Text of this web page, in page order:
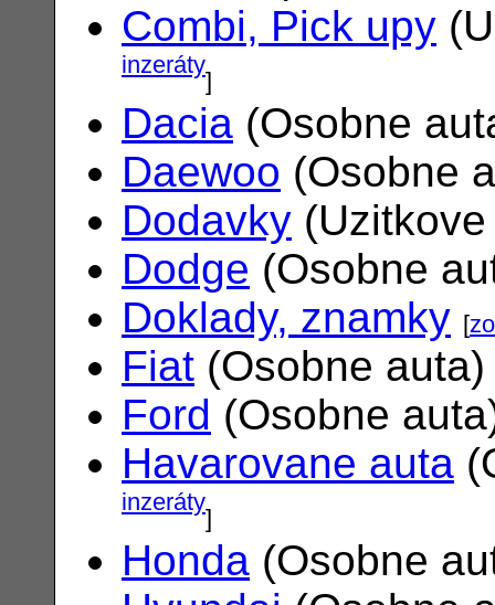
Combi, Pick upy
inzeráty]
Dacia (Osobne
Daewoo (Osobne
Dodavky
Dodge (Osobne
Doklady, znamky [
Fiat (Osobne
Ford (Osobne
Havarovane auta
inzeráty]
Honda (Osobne